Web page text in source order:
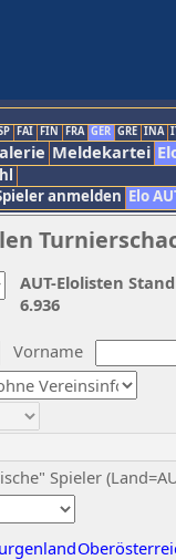
FAI FIN FRA GER GRE INA
Meldekartei
anmelden Elo
Vorname
Spieler
AUT-Elolisten
6.936